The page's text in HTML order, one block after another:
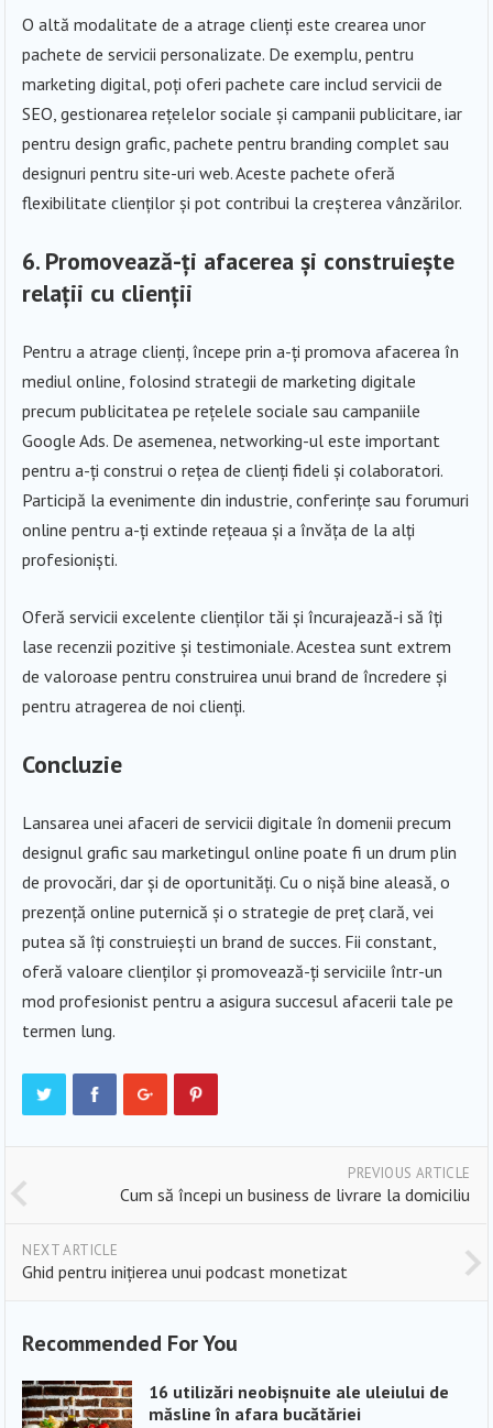
O altă modalitate de a atrage clienți este crearea unor
pachete de servicii personalizate. De exemplu, pentru
marketing digital, poți oferi pachete care includ servicii de
SEO, gestionarea rețelelor sociale și campanii publicitare, iar
pentru design grafic, pachete pentru branding complet sau
designuri pentru site-uri web. Aceste pachete oferă
flexibilitate clienților și pot contribui la creșterea vânzărilor.
6. Promovează-ți afacerea și construiește
relații cu clienții
Pentru a atrage clienți, începe prin a-ți promova afacerea în
mediul online, folosind strategii de marketing digitale
precum publicitatea pe rețelele sociale sau campaniile
Google Ads. De asemenea, networking-ul este important
pentru a-ți construi o rețea de clienți fideli și colaboratori.
Participă la evenimente din industrie, conferințe sau forumuri
online pentru a-ți extinde rețeaua și a învăța de la alți
profesioniști.
Oferă servicii excelente clienților tăi și încurajează-i să îți
lase recenzii pozitive și testimoniale. Acestea sunt extrem
de valoroase pentru construirea unui brand de încredere și
pentru atragerea de noi clienți.
Concluzie
Lansarea unei afaceri de servicii digitale în domenii precum
designul grafic sau marketingul online poate fi un drum plin
de provocări, dar și de oportunități. Cu o nișă bine aleasă, o
prezență online puternică și o strategie de preț clară, vei
putea să îți construiești un brand de succes. Fii constant,
oferă valoare clienților și promovează-ți serviciile într-un
mod profesionist pentru a asigura succesul afacerii tale pe
termen lung.
PREVIOUS ARTICLE
Cum să începi un business de livrare la domiciliu
NEXT ARTICLE
Ghid pentru inițierea unui podcast monetizat
Recommended For You
16 utilizări neobișnuite ale uleiului de
măsline în afara bucătăriei